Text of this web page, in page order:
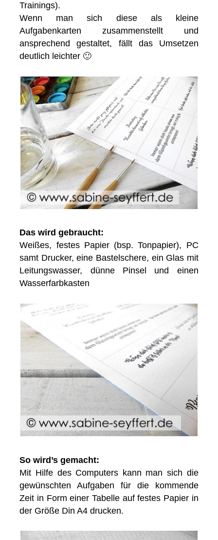
Trainings).
Wenn man sich diese als kleine
Aufgabenkarten zusammenstellt und
ansprechend gestaltet, fällt das Umsetzen
deutlich leichter 🙂
Das wird gebraucht:
Weißes, festes Papier (bsp. Tonpapier), PC
samt Drucker, eine Bastelschere, ein Glas mit
Leitungswasser, dünne Pinsel und einen
Wasserfarbkasten
So wird’s gemacht:
Mit Hilfe des Computers kann man sich die
gewünschten Aufgaben für die kommende
Zeit in Form einer Tabelle auf festes Papier in
der Größe Din A4 drucken.